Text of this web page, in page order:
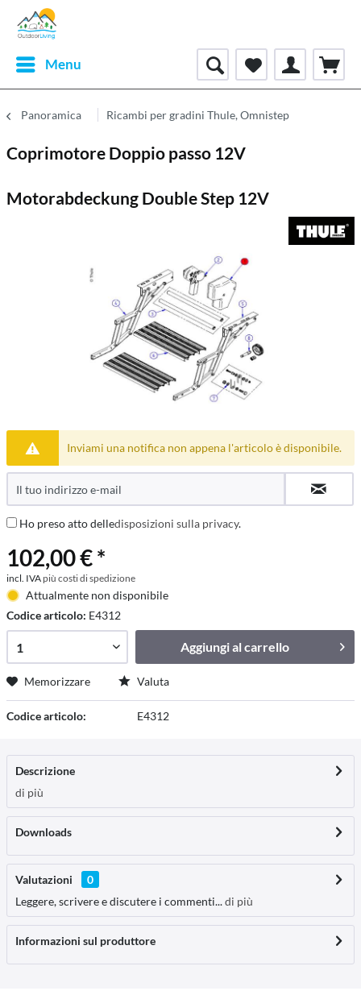
Menu
Panoramica Ricambi per gradini Thule, Omnistep
Coprimotore Doppio passo 12V
Motorabdeckung Double Step 12V
Inviami una notifica non appena l'articolo è disponibile.
Ho preso atto delledisposizioni sulla privacy.
102,00 € *
incl. IVA più costi di spedizione
Attualmente non disponibile
Codice articolo: E4312
Aggiungi alcarrello
Memorizzare Valuta
Codice articolo: E4312
Descrizione
di più
Downloads
Valutazioni
0
Leggere, scrivere e discutere i commenti...di più
Informazioni sul produttore